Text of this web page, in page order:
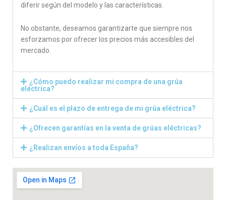
diferir según del modelo y las características.
No obstante, deseamos garantizarte que siempre nos
esforzamos por ofrecer los precios más accesibles del
mercado.
¿Cómo puedo realizar mi compra de una grúa
eléctrica?
¿Cuál es el plazo de entrega de mi grúa eléctrica?
¿Ofrecen garantías en la venta de grúas eléctricas?
¿Realizan envíos a toda España?